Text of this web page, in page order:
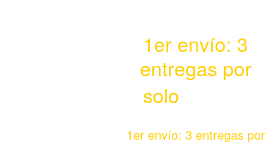
1er envío: 3
entregas por
solo 6,98€
1er envío: 3 entregas por